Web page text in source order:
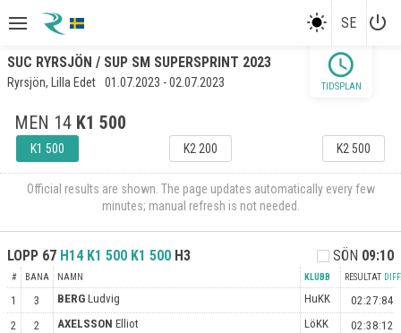
SE power_settings_new
SUC RYRSJÖN / SUP SM SUPERSPRINT 2023
Ryrsjön, Lilla Edet 01.07.2023 - 02.07.2023
MEN 14 K1 500
K1 500 K2 200 K2 500
schedule
TIDSPLAN
Official results are shown. The page updates automatically every few
minutes; manual refresh is not needed.
LOPP 67 H14 K1 500 K1 500 H3 SÖN 09:10
# BANA NAMN KLUBB RESULTAT
1 3 BERG Ludvig HuKK
02:27:84
2
2 AXELSSON Elliot LöKK
02:38:12